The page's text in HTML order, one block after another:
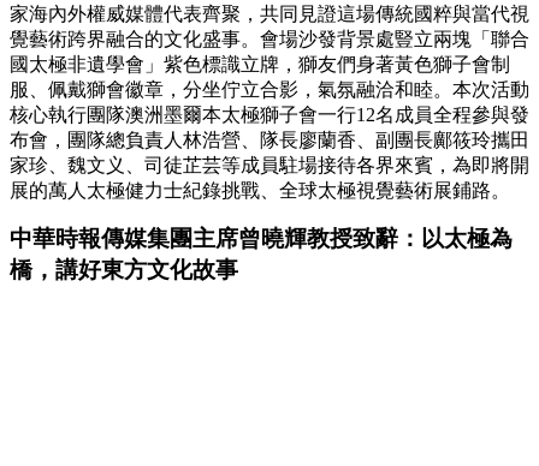
家海內外權威媒體代表齊聚，共同見證這場傳統國粹與當代視
覺藝術跨界融合的文化盛事。會場沙發背景處豎立兩塊「聯合
國太極非遺學會」紫色標識立牌，獅友們身著黃色獅子會制
服、佩戴獅會徽章，分坐佇立合影，氣氛融洽和睦。本次活動
核心執行團隊澳洲墨爾本太極獅子會一行12名成員全程參與發
布會，團隊總負責人林浩營、隊長廖蘭香、副團長鄺筱玲攜田
家珍、魏文义、司徒芷芸等成員駐場接待各界來賓，為即將開
展的萬人太極健力士紀錄挑戰、全球太極視覺藝術展鋪路。
中華時報傳媒集團主席曾曉輝教授致辭：以太極為
橋，講好東方文化故事